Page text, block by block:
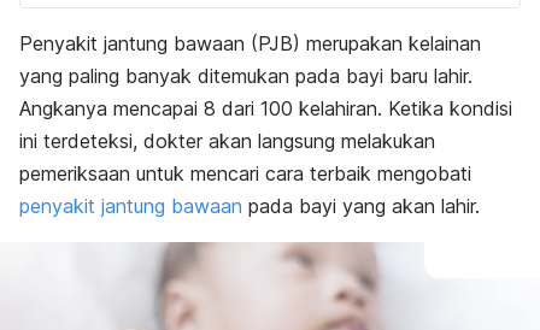
Penyakit jantung bawaan (PJB) merupakan kelainan
yang paling banyak ditemukan pada bayi baru lahir.
Angkanya mencapai 8 dari 100 kelahiran. Ketika kondisi
ini terdeteksi, dokter akan langsung melakukan
pemeriksaan untuk mencari cara terbaik mengobati
penyakit jantung bawaan pada bayi yang akan lahir.